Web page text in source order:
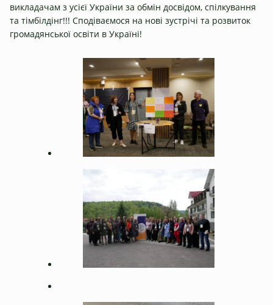
викладачам з усієї України за обмін досвідом, спілкування
та тімбілдінг!!! Сподіваємося на нові зустрічі та розвиток
громадянської освіти в Україні!